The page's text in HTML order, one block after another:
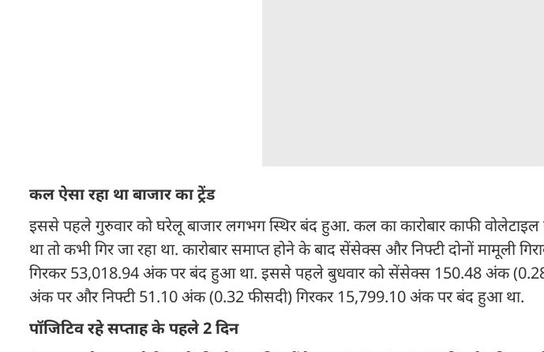
कल ऐसा रहा था बाजार का ट्रेंड
इससे पहले गुरुवार को घरेलू बाजार लगभग स्थिर बंद हुआ. कल का कारोबार काफी वोलेटाइल
था तो कभी गिर जा रहा था. कारोबार समाप्त होने के बाद सेंसेक्स और निफ्टी दोनों मामूली
गिरकर 53,018.94 अंक पर बंद हुआ था. इससे पहले बुधवार को सेंसेक्स 150.48 अंक
अंक पर और निफ्टी 51.10 अंक (0.32 फीसदी) गिरकर 15,799.10 अंक पर बंद हुआ था.
पॉजिटिव रहे सप्ताह के पहले 2 दिन